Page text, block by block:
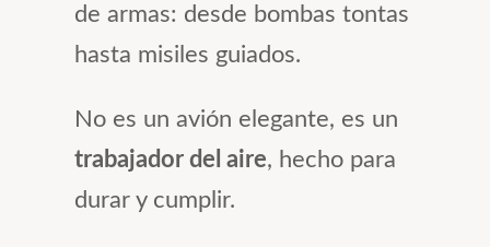
de armas: desde bombas tontas
hasta misiles guiados.
No es un avión elegante, es un
trabajador del aire, hecho para
durar y cumplir.